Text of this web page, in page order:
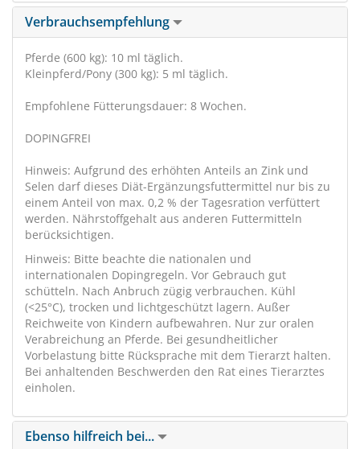
Verbrauchsempfehlung
Pferde (600 kg): 10 ml täglich.
Kleinpferd/Pony (300 kg): 5 ml täglich.
Empfohlene Fütterungsdauer: 8 Wochen.
DOPINGFREI
Hinweis: Aufgrund des erhöhten Anteils an Zink und
Selen darf dieses Diät-Ergänzungsfuttermittel nur bis zu
einem Anteil von max. 0,2 % der Tagesration verfüttert
werden. Nährstoffgehalt aus anderen Futtermitteln
berücksichtigen.
Hinweis: Bitte beachte die nationalen und
internationalen Dopingregeln. Vor Gebrauch gut
schütteln. Nach Anbruch zügig verbrauchen. Kühl
(<25°C), trocken und lichtgeschützt lagern. Außer
Reichweite von Kindern aufbewahren. Nur zur oralen
Verabreichung an Pferde. Bei gesundheitlicher
Vorbelastung bitte Rücksprache mit dem Tierarzt halten.
Bei anhaltenden Beschwerden den Rat eines Tierarztes
einholen.
Ebenso hilfreich bei...